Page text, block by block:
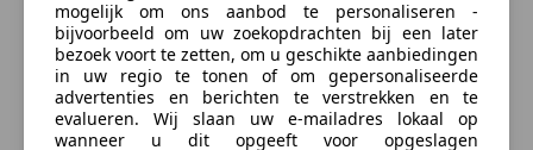
mogelijk om ons aanbod te personaliseren -
bijvoorbeeld om uw zoekopdrachten bij een later
bezoek voort te zetten, om u geschikte aanbiedingen
in uw regio te tonen of om gepersonaliseerde
advertenties en berichten te verstrekken en te
evalueren. Wij slaan uw e-mailadres lokaal op
wanneer u dit opgeeft voor opgeslagen